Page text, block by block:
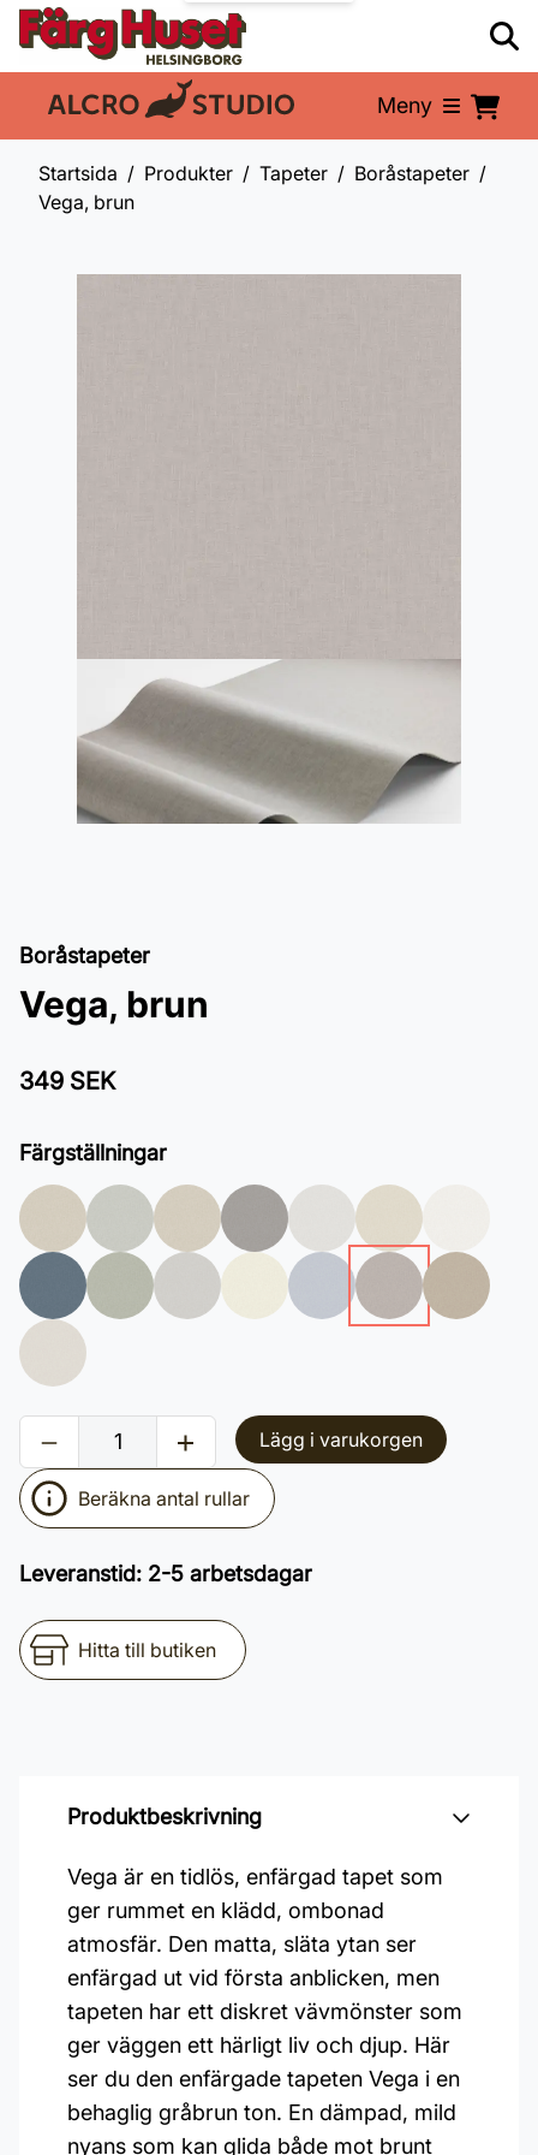
En del av: Meny
Startsida Produkter Tapeter
Boråstapeter
Vega, brun
Boråstapeter
Vega, brun
349 SEK
Färgställningar
Lägg i varukorgen
Beräkna antal rullar
Leveranstid: 2-5 arbetsdagar
Hitta till butiken
Produktbeskrivning
Vega är en tidlös, enfärgad tapet som
ger rummet en klädd, ombonad
atmosfär. Den matta, släta ytan ser
enfärgad ut vid första anblicken, men
tapeten har ett diskret vävmönster som
ger väggen ett härligt liv och djup. Här
ser du den enfärgade tapeten Vega i en
behaglig gråbrun ton. En dämpad, mild
nyans som kan glida både mot brunt